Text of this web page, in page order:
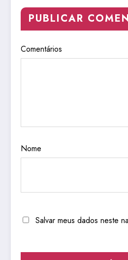
PUBLICAR
Comentários
Nome
Salvar meus dados neste